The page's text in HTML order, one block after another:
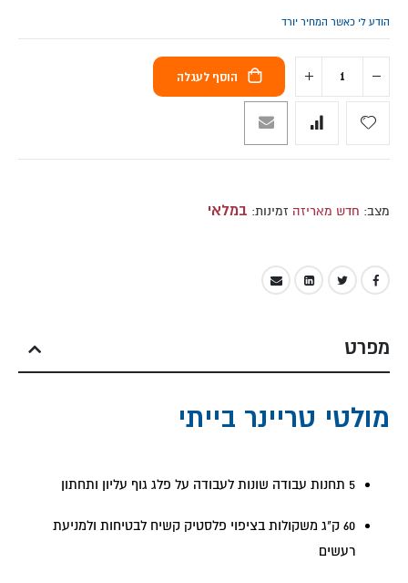
הודע לי כאשר המחיר יורד
הוסף לעגלה
מצב: חדש מאריזה זמינות: במלאי
מפרט
מולטי טריינר בייתי
5 תחנות עבודה שונות לעבודה על פלג גוף עליון ותחתון
60 ק"ג משקולות בציפוי פלסטיק קשיח לבטיחות ולמניעת
רעשים